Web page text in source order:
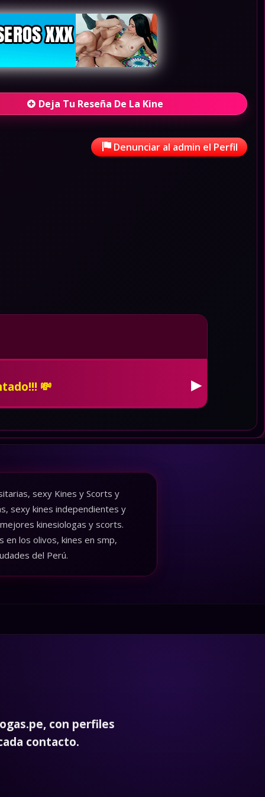
Deja Tu Reseña De La Kine
Denunciar al admin el Perfil
whatsapp, pon tus redes en
🚓
▶
sexy Kines y Scorts y
sexy kines independientes y
kinesiologas y scorts.
los olivos, kines en smp,
con perfiles